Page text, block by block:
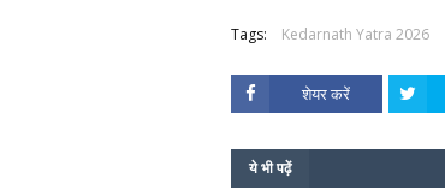
Tags: Kedarnath Yatra 2026
शेयर करें
ये भी पढ़ें